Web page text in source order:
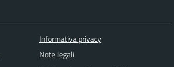
Informativa privacy
Note legali